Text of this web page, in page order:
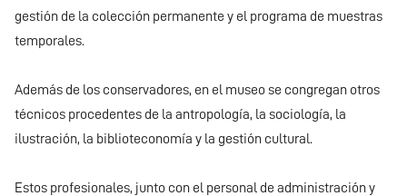
gestión de la colección permanente y el programa de muestras
temporales.
Además de los conservadores, en el museo se congregan otros
técnicos procedentes de la antropología, la sociología, la
ilustración, la biblioteconomía y la gestión cultural.
Estos profesionales, junto con el personal de administración y